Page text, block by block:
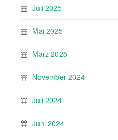
Juli 2025
Mai 2025
März 2025
November 2024
Juli 2024
Juni 2024